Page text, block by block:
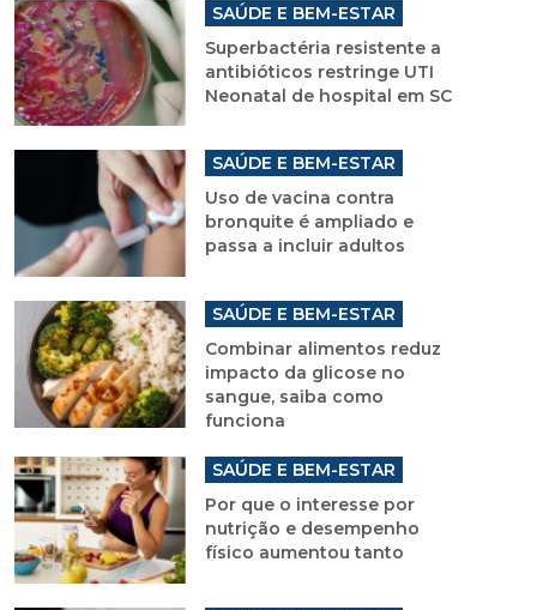
SAÚDE E BEM-ESTAR
Superbactéria resistente a
antibióticos restringe UTI
Neonatal de hospital em SC
SAÚDE E BEM-ESTAR
Uso de vacina contra
bronquite é ampliado e
passa a incluir adultos
SAÚDE E BEM-ESTAR
Combinar alimentos reduz
impacto da glicose no
sangue, saiba como
funciona
SAÚDE E BEM-ESTAR
Por que o interesse por
nutrição e desempenho
físico aumentou tanto